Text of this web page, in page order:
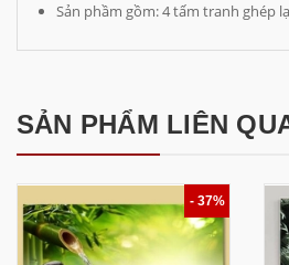
Sản phầm gồm: 4 tấm tranh ghép
SẢN PHẨM LIÊN
- 37%